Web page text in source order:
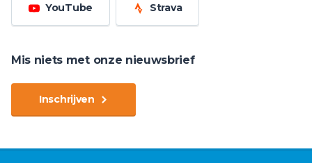
YouTube Strava
Mis niets met onze nieuwsbrief
Inschrijven